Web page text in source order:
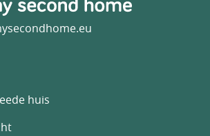
huis